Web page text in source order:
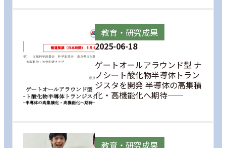
教育・研究成果
2025-06-18
ゲートオールアラウンド型 ナ
ノシート酸化物半導体トラン
ジスタを開発 ――半導体の高集積
化・高機能化へ期待――
教育・研究成果